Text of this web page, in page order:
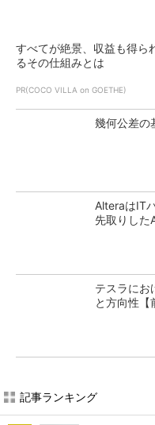
すべてが絶景、収益も得ら
るその仕組みとは
PR(COCO VILLA on GOETHE)
幾何公差の
AlteraはIT
先取りした
テスラにお
と方向性【
記事ランキング